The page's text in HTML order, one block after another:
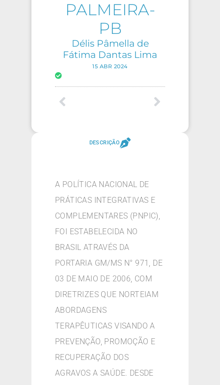
PALMEIRA-
PB
Délis Pâmella de
Fátima Dantas Lima
15 ABR 2024
DESCRIÇÃO
A POLÍTICA NACIONAL DE
PRÁTICAS INTEGRATIVAS E
COMPLEMENTARES (PNPIC),
FOI ESTABELECIDA NO
BRASIL ATRAVÉS DA
PORTARIA GM/MS N° 971, DE
03 DE MAIO DE 2006, COM
DIRETRIZES QUE NORTEIAM
ABORDAGENS
TERAPÊUTICAS VISANDO A
PREVENÇÃO, PROMOÇÃO E
RECUPERAÇÃO DOS
AGRAVOS A SAÚDE. DESDE